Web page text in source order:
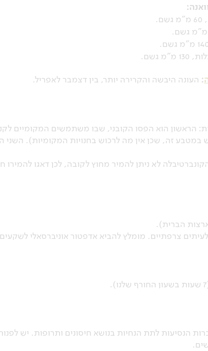
: העונה היבשה והקרירה יותר, בין דצמבר לאפריל.
2 סוגי מטבעות: הראשון הוא הפסו הקובני, שבו משתמשים המקומיים
במטבע זה, שכן אין מה לרכוש בחנויות המקומיות). השני
לא ניתן להמיר מחוץ לקובה, לכן דאגו להמירו
צרפתיים. מומלץ להביא אדפטור אוניברסאלי
הנסיעות לתת הנחיות בנושא חיסונים ותרופות. יש